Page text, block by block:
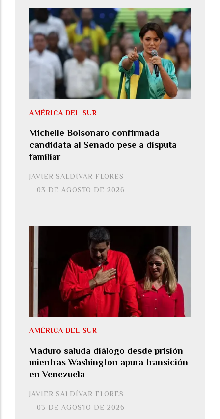
Michelle Bolsonaro confirmada
candidata al Senado pese a disputa
familiar
JAVIER SALDÍVAR FLORES
AMÉRICA DEL SUR
03 DE AGOSTO DE 2026
Maduro saluda diálogo desde prisión
mientras Washington apura transición
en Venezuela
JAVIER SALDÍVAR FLORES
AMÉRICA DEL SUR
03 DE AGOSTO DE 2026